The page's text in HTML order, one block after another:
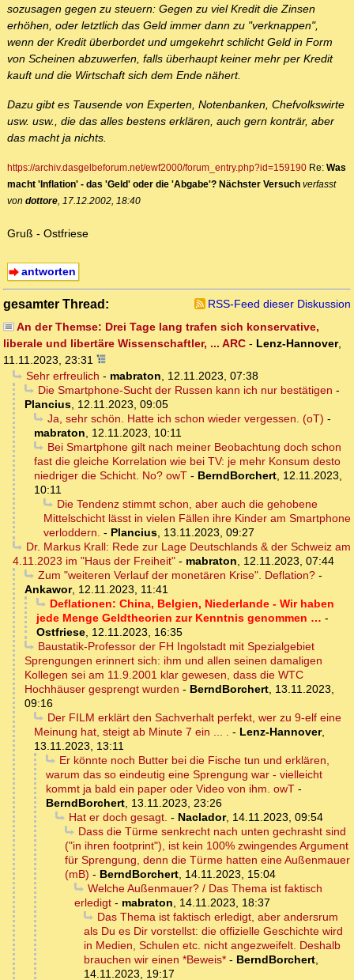
sozusagen gegen zu steuern: Gegen zu viel Kredit die Zinsen
erhöhen, oder letztlich das Geld immer dann zu "verknappen",
wenn der Kredit überbordet und umgekehrt schlicht Geld in Form
von Scheinen abzuwerfen, falls überhaupt keiner mehr per Kredit
kauft und die Wirtschaft sich dem Ende nähert.
Dazu gibt es Tausende von Experten, Notenbanken, Chefvolkswirte
usw. usw., die das alles bestens erklären, auch gern konträr, aber
das macht ja nichts.
https://archiv.dasgelbeforum.net/ewf2000/forum_entry.php?id=159190 Re: Was
macht 'Inflation' - das 'Geld' oder die 'Abgabe'? Nächster Versuch verfasst
von dottore , 17.12.2002, 18:40
Gruß - Ostfriese
antworten
gesamter Thread:
RSS-Feed dieser Diskussion
An der Themse: Drei Tage lang trafen sich konservative,
liberale und libertäre Wissenschaftler, ... ARC - Lenz-Hannover,
11.11.2023, 23:31
Sehr erfreulich - mabraton, 12.11.2023, 07:38
Die Smartphone-Sucht der Russen kann ich nur bestätigen -
Plancius, 12.11.2023, 09:05
Ja, sehr schön. Hatte ich schon wieder vergessen. (oT) -
mabraton, 12.11.2023, 10:11
Bei Smartphone gilt nach meiner Beobachtung doch schon
fast die gleiche Korrelation wie bei TV: je mehr Konsum desto
niedriger die Schicht. No? owT - BerndBorchert, 12.11.2023,
10:11
Die Tendenz stimmt schon, aber auch die gehobene
Mittelschicht lässt in vielen Fällen ihre Kinder am Smartphone
verloddern. - Plancius, 13.11.2023, 09:27
Dr. Markus Krall: Rede zur Lage Deutschlands & der Schweiz am
4.11.2023 im "Haus der Freiheit" - mabraton, 12.11.2023, 07:44
Zum "weiteren Verlauf der monetären Krise". Deflation?-
Ankawor, 12.11.2023, 11:41
Deflationen: China, Belgien, Niederlande - Wir haben
jede Menge Geldtheorien zur Kenntnis genommen … -
Ostfriese, 12.11.2023, 16:35
Baustatik-Professor der FH Ingolstadt mit Spezialgebiet
Sprengungen erinnert sich: ihm und allen seinen damaligen
Kollegen sei am 11.9.2001 klar gewesen, dass die WTC
Hochhäuser gesprengt wurden - BerndBorchert, 13.11.2023,
09:16
Der FILM erklärt den Sachverhalt perfekt, wer zu 9-elf eine
Meinung hat, steigt ab Minute 7 ein ... . - Lenz-Hannover,
13.11.2023, 13:11
Er könnte noch Butter bei die Fische tun und erklären,
warum das so eindeutig eine Sprengung war - vielleicht
kommt ja bald ein paper oder Video von ihm. owT -
BerndBorchert, 13.11.2023, 23:26
Hat er doch gesagt. - Naclador, 14.11.2023, 09:54
Dass die Türme senkrecht nach unten gechrasht sind
("in ihren footprint"), ist kein 100% zwingendes Argument
für Sprengung, denn die Türme hatten eine Außenmauer
(mB) - BerndBorchert, 14.11.2023, 15:04
Welche Außenmauer? / Das Thema ist faktisch
erledigt - mabraton, 14.11.2023, 18:37
Das Thema ist faktisch erledigt, aber andersrum
als Du es Dir vorstellst: die offizielle Geschichte wird
in Medien, Schulen etc. nicht angezweifelt. Deshalb
brauchen wir einen *Beweis* - BerndBorchert,
14.11.2023, 19:17